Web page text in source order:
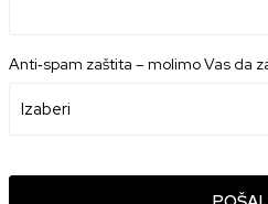
Anti‑spam zaštita – molimo Vas da